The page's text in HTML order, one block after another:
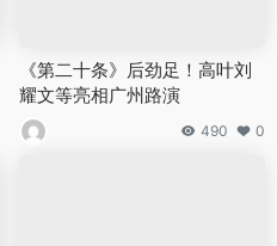
《第二十条》后劲足！高叶刘
耀文等亮相广州路演
490 0